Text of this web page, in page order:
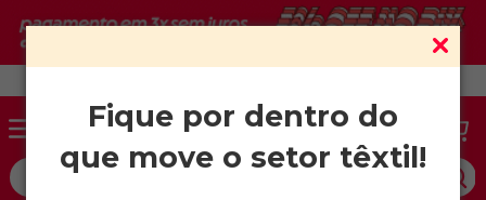
Fique por dentro do
que move o setor têxtil!
O que você procura?